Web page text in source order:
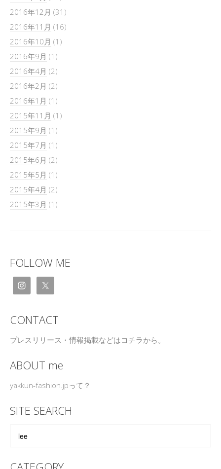
2016年12月 (31)
2016年11月 (16)
2016年10月 (1)
2016年9月 (1)
2016年4月 (2)
2016年2月 (2)
2016年1月 (1)
2015年11月 (1)
2015年9月 (1)
2015年7月 (1)
2015年6月 (2)
2015年5月 (1)
2015年4月 (2)
2015年3月 (1)
FOLLOW ME
CONTACT
プレスリリース・情報掲載などはコチラから。
ABOUT me
yakkun-fashion.jpって？
SITE SEARCH